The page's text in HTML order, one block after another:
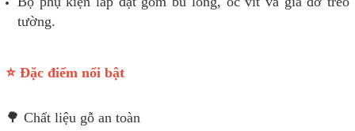
tường.
⭐ Đặc điểm nổi bật
🌳 Chất liệu gỗ an toàn